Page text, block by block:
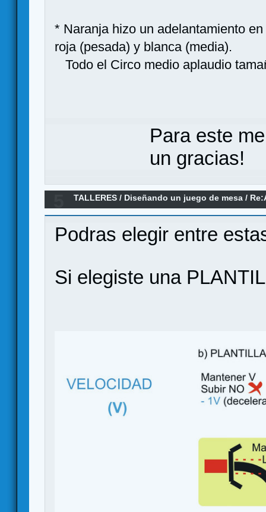
* Naranja hizo un adelantamiento
roja (pesada) y blanca (media).
Todo el Circo medio aplaudio
Para este
un gracias!
TALLERES / Diseñando un juego de mesa /
Podras elegir entre
Si elegiste una